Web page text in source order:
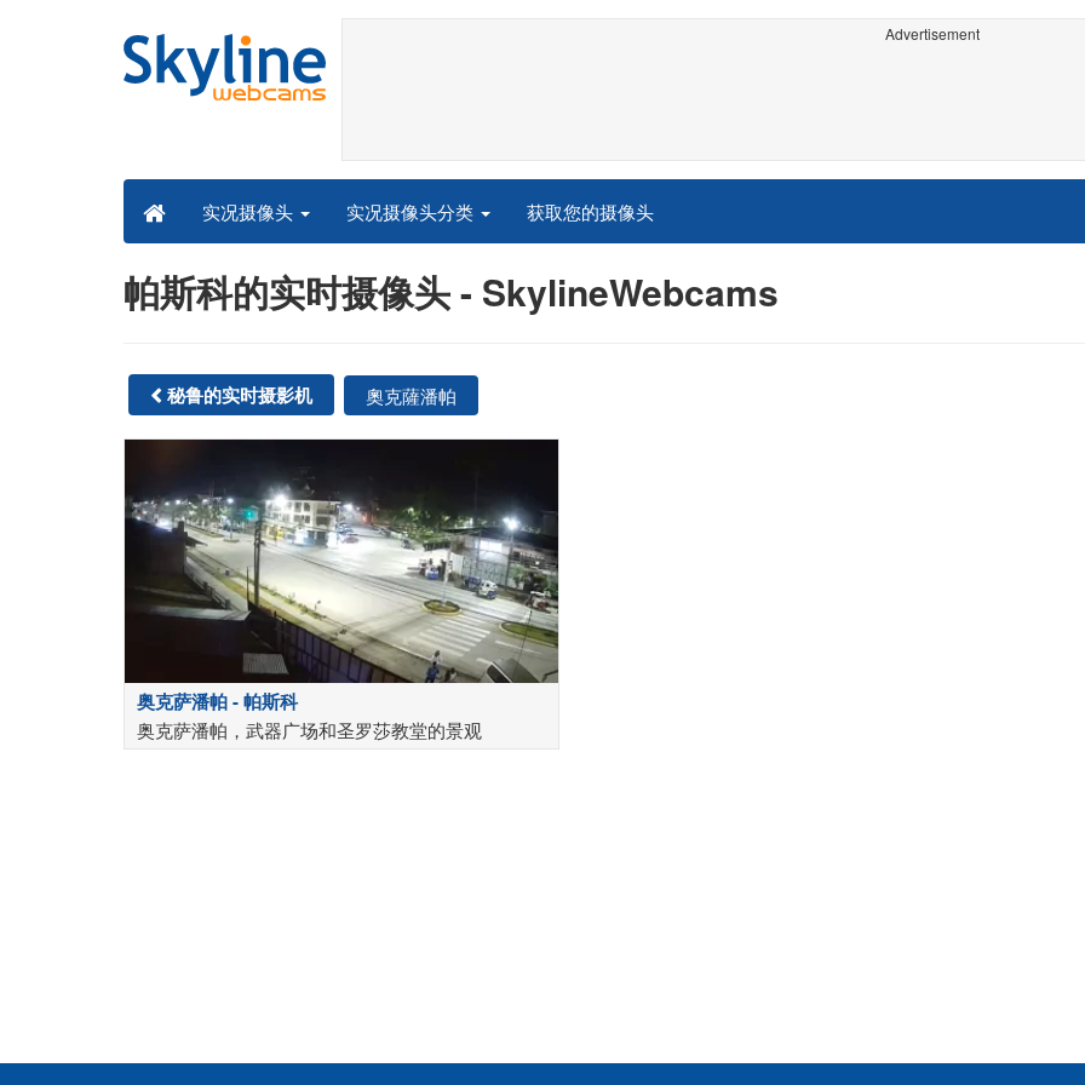
Advertisement
实况摄像头 实况摄像头分类 获取您的摄像头
帕斯科的实时摄像头 - SkylineWebcams
秘鲁的实时摄影机 奧克薩潘帕
奥克萨潘帕 - 帕斯科
奥克萨潘帕，武器广场和圣罗莎教堂的景观